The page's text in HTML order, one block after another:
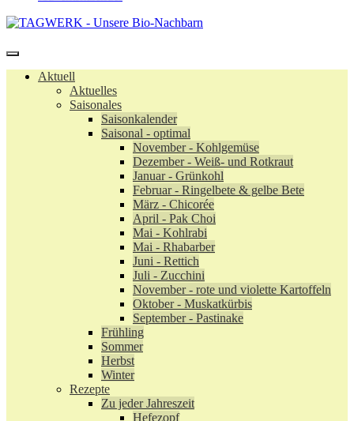
Aktuell
Aktuelles
Saisonales
Saisonkalender
Saisonal - optimal
November - Kohlgemüse
Dezember - Weiß- und Rotkraut
Januar - Grünkohl
Februar - Ringelbete & gelbe Bete
März - Chicorée
April - Pak Choi
Mai - Kohlrabi
Mai - Rhabarber
Juni - Rettich
Juli - Zucchini
November - rote und violette Kartoffeln
Oktober - Muskatkürbis
September - Pastinake
Frühling
Sommer
Herbst
Winter
Rezepte
Zu jeder Jahreszeit
Hefezopf